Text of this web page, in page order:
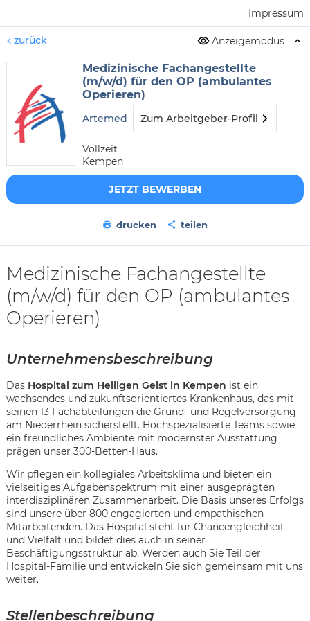
Impressum
zurück Anzeigemodus
Medizinische Fachangestellte
(m/w/d) für den OP (ambulantes
Operieren)
Artemed Zum Arbeitgeber-Profil
Vollzeit
Kempen
JETZT BEWERBEN
drucken teilen
Medizinische Fachangestellte
(m/w/d) für den OP (ambulantes
Operieren)
Unternehmensbeschreibung
Das Hospital zum Heiligen Geist in Kempen ist ein
wachsendes und zukunftsorientiertes Krankenhaus, das mit
seinen 13 Fachabteilungen die Grund- und Regelversorgung
am Niederrhein sicherstellt. Hochspezialisierte Teams sowie
ein freundliches Ambiente mit modernster Ausstattung
prägen unser 300-Betten-Haus.
Wir pflegen ein kollegiales Arbeitsklima und bieten ein
vielseitiges Aufgabenspektrum mit einer ausgeprägten
interdisziplinären Zusammenarbeit. Die Basis unseres Erfolgs
sind unsere über 800 engagierten und empathischen
Mitarbeitenden. Das Hospital steht für Chancengleichheit
und Vielfalt und bildet dies auch in seiner
Beschäftigungsstruktur ab. Werden auch Sie Teil der
Hospital-Familie und entwickeln Sie sich gemeinsam mit uns
weiter.
Stellenbeschreibung